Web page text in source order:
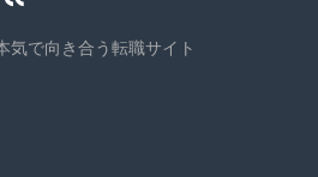
気で向き合う転職サイト